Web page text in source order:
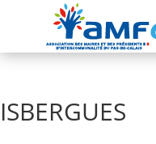
ISBERGUES